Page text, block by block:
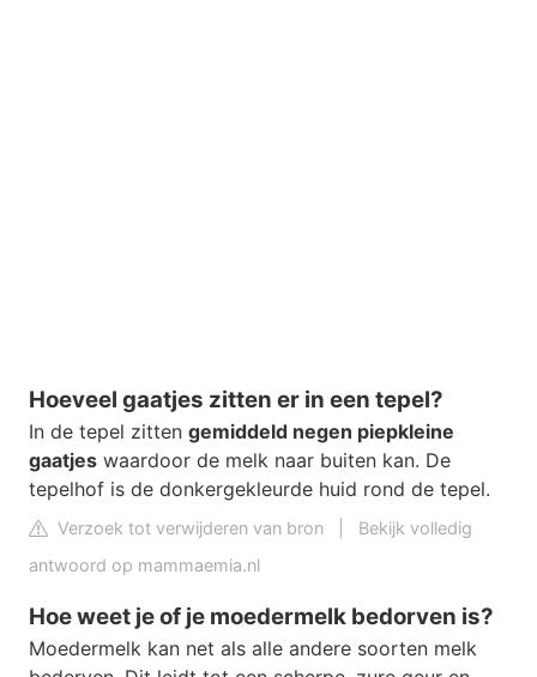
Hoeveel gaatjes zitten er in een tepel?
In de tepel zitten gemiddeld negen piepkleine
gaatjes waardoor de melk naar buiten kan. De
tepelhof is de donkergekleurde huid rond de tepel.
Verzoek tot verwijderen van bron
Bekijk volledig
antwoord op mammaemia.nl
Hoe weet je of je moedermelk bedorven is?
Moedermelk kan net als alle andere soorten melk